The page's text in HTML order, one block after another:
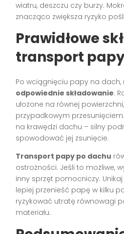
wiatru, deszczu czy burzy.
znacząco zwiększa ryzyko
Prawidłowe
transport
Po wciągnięciu papy na
odpowiednie składowanie.
ułożone na równej
przypadkowym
na krawędzi dachu – silny
spowodować jej zsunięcie.
Transport papy po dachu
ostrożności. Jeśli to możliwe,
inny sprzęt pomocniczy.
lepiej przenieść papę w kilku
ryzykować utratę równowagi
materiału.